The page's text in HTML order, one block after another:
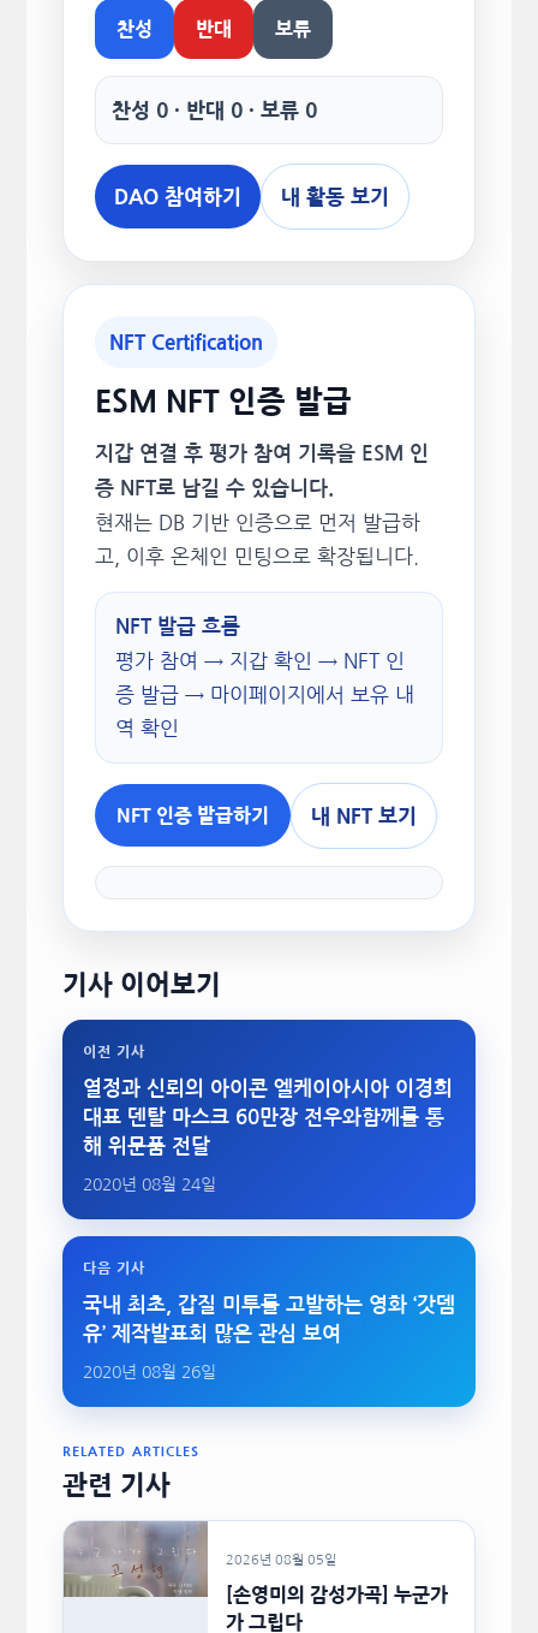
찬성 반대 보류
찬성 0 · 반대 0 · 보류 0
DAO 참여하기 내 활동 보기
NFT Certification
ESM NFT 인증 발급
지갑 연결 후 평가 참여 기록을 ESM 인
증 NFT로 남길 수 있습니다.
현재는 DB 기반 인증으로 먼저 발급하
고, 이후 온체인 민팅으로 확장됩니다.
NFT 발급 흐름
평가 참여 → 지갑 확인 → NFT 인
증 발급 → 마이페이지에서 보유 내
역 확인
NFT 인증 발급하기 내 NFT 보기
기사 이어보기
이전 기사
열정과 신뢰의 아이콘 엘케이아시아 이경희
대표 덴탈 마스크 60만장 전우와함께를 통
해 위문품 전달
2020년 08월 24일
다음 기사
국내 최초, 갑질 미투를 고발하는 영화 ‘갓뎀
유’ 제작발표회 많은 관심 보여
2020년 08월 26일
RELATED ARTICLES
관련 기사
2026년 08월 05일
[손영미의 감성가곡] 누군가
가 그립다